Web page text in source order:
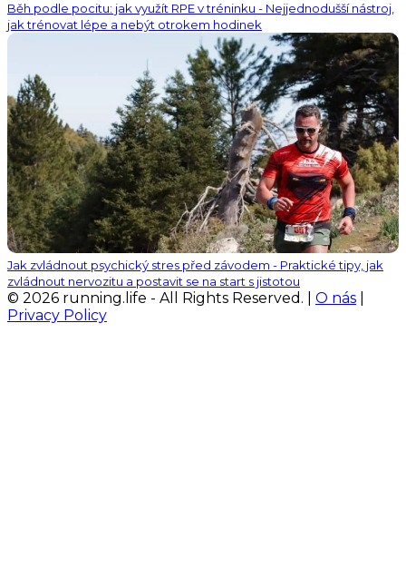
Běh podle pocitu: jak využít RPE v tréninku - Nejjednodušší nástroj,
jak trénovat lépe a nebýt otrokem hodinek
Jak zvládnout psychický stres před závodem - Praktické tipy, jak
zvládnout nervozitu a postavit se na start s jistotou
© 2026 running.life - All Rights Reserved. | O nás
Privacy Policy